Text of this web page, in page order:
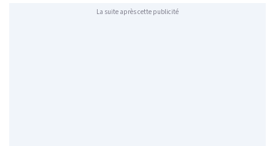
La suite après cette publicité